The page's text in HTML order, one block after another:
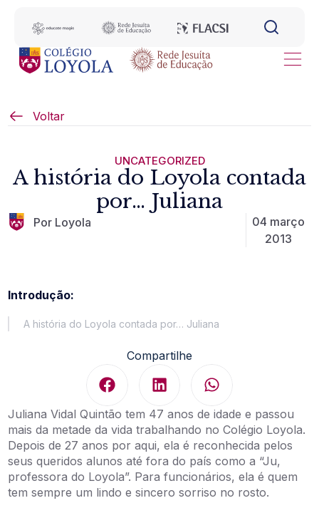
Voltar
UNCATEGORIZED
A história do Loyola contada
por… Juliana
Por Loyola
04 março
2013
Introdução:
A história do Loyola contada por… Juliana
Compartilhe
Juliana Vidal Quintão tem 47 anos de idade e passou
mais da metade da vida trabalhando no Colégio Loyola.
Depois de 27 anos por aqui, ela é reconhecida pelos
seus queridos alunos até fora do país como a “Ju,
professora do Loyola”. Para funcionários, ela é quem
tem sempre um lindo e sincero sorriso no rosto.